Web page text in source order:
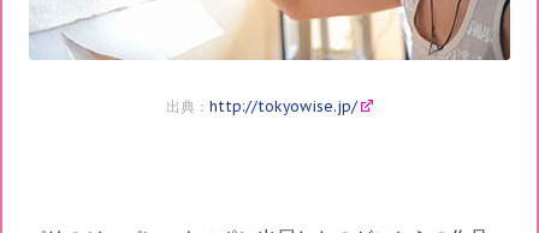
出典： http://tokyowise.jp/